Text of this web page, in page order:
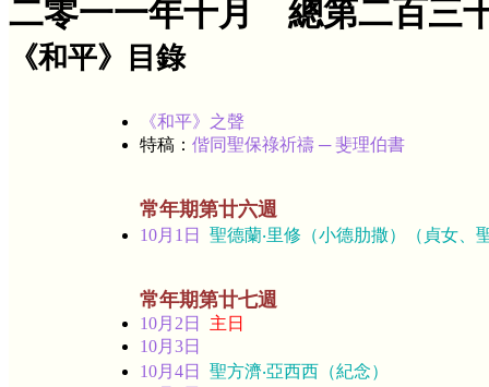
二零一一年十月 總第二百三
《和平》目錄
《和平》之聲
特稿： 偕同聖保祿祈禱 ─ 斐理伯書
常年期第廿六週
10月1日 聖德蘭‧里修（小德肋撒）（貞女、
常年期第廿七週
10月2日
主日
10月3日
10月4日 聖方濟‧亞西西（紀念）